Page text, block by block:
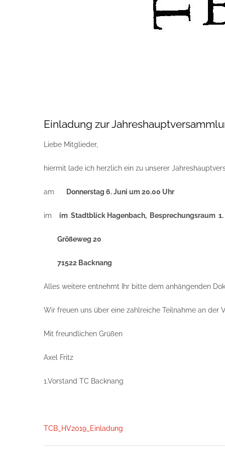
Einladung zur
Liebe Mitglieder,
hiermit lade ich herzlich ein zu unserer
am Donnerstag 6. Juni um 20.00 Uhr
im im Stadtblick Hagenbach, Besprechungsraum 1.
Größeweg 20
71522 Backnang
Alles weitere entnehmt Ihr bitte dem anhängenden
Wir freuen uns über eine zahlreiche Teilnahme an der
Mit freundlichen Grüßen
Axel Fritz
1.Vorstand TC Backnang
TCB_HV2019_Einladung